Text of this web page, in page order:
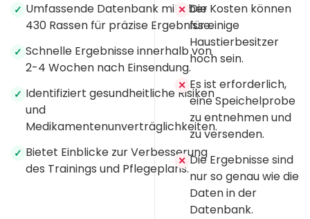
✓ Umfassende Datenbank mit über
430 Rassen für präzise Ergebnisse.
✓ Schnelle Ergebnisse innerhalb von
2-4 Wochen nach Einsendung.
✓ Identifiziert gesundheitliche Risiken
und
Medikamentenunverträglichkeiten.
✓ Bietet Einblicke zur Verbesserung
des Trainings und Pflegeplans.
✕ Die Kosten können
für einige
Haustierbesitzer
hoch sein.
✕ Es ist erforderlich,
eine Speichelprobe
zu entnehmen und
zu versenden.
✕ Die Ergebnisse sind
nur so genau wie die
Daten in der
Datenbank.